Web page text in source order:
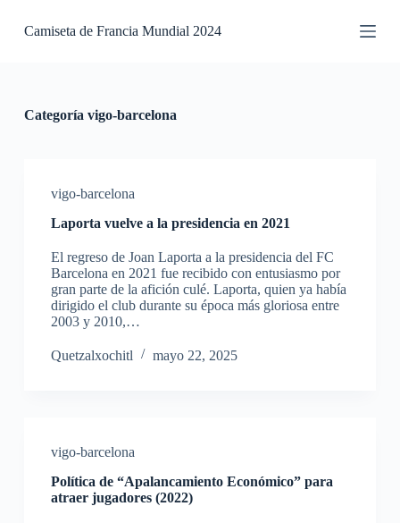
Camiseta de Francia Mundial 2024
Categoría vigo-barcelona
vigo-barcelona
Laporta vuelve a la presidencia en 2021
El regreso de Joan Laporta a la presidencia del FC
Barcelona en 2021 fue recibido con entusiasmo por
gran parte de la afición culé. Laporta, quien ya había
dirigido el club durante su época más gloriosa entre
2003 y 2010,…
Quetzalxochitl mayo 22, 2025
vigo-barcelona
Política de “Apalancamiento Económico” para
atraer jugadores (2022)